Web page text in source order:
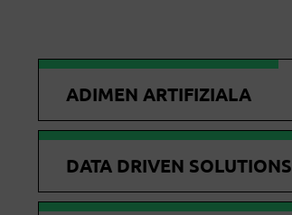
ADIMEN ARTIFIZIALA
DATA DRIVEN SOLUTIONS